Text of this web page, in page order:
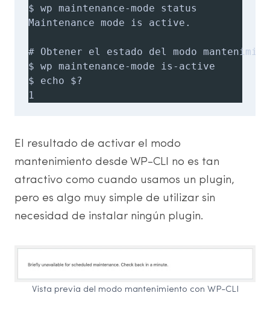
$ wp maintenance-mode status
Maintenance mode is active.
# Obtener el estado del modo
$ wp maintenance-mode is-active
$ echo $?
1
El resultado de activar el modo
mantenimiento desde WP-CLI no es tan
atractivo como cuando usamos un plugin,
pero es algo muy simple de utilizar sin
necesidad de instalar ningún plugin.
Vista previa del modo mantenimiento con WP-CLI